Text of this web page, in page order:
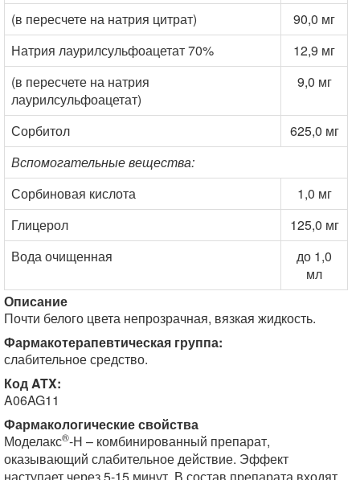
(в пересчете на натрия цитрат)
90,0 мг
Натрия лаурилсульфоацетат 70%
12,9 мг
(в пересчете на натрия
лаурилсульфоацетат)
9,0 мг
Сорбитол
625,0 мг
Вспомогательные вещества:
Сорбиновая кислота
1,0 мг
Глицерол
125,0 мг
Вода очищенная
до 1,0
мл
Описание
Почти белого цвета непрозрачная, вязкая жидкость.
Фармакотерапевтическая группа:
слабительное средство.
Код ATX:
A06AG11
Фармакологические свойства
Моделакс®-Н – комбинированный препарат,
оказывающий слабительное действие. Эффект